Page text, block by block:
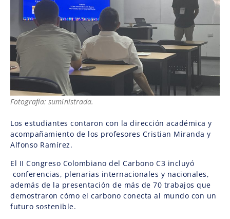
Fotografía: suministrada.
Los estudiantes contaron con la dirección académica y
acompañamiento de los profesores Cristian Miranda y
Alfonso Ramírez.
El II Congreso Colombiano del Carbono C3 incluyó
conferencias, plenarias internacionales y nacionales,
además de la presentación de más de 70 trabajos que
demostraron cómo el carbono conecta al mundo con un
futuro sostenible.